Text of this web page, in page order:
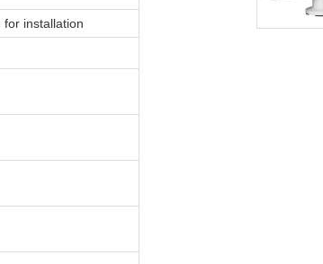
installation
PND-A9081RV
75,000,000 ₫